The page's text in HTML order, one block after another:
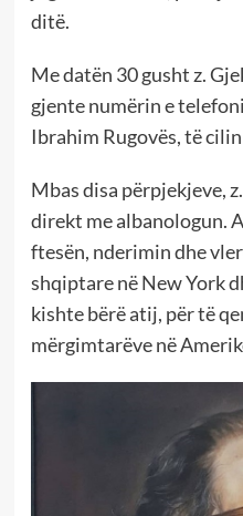
ditë.
Me datën 30 gusht z.
gjente numërin e
Ibrahim Rugovës, të
Mbas disa përpjekjeve,
direkt me albanologun.
ftesën, nderimin dhe
shqiptare në New York
kishte bërë atij, për të
mërgimtarëve në